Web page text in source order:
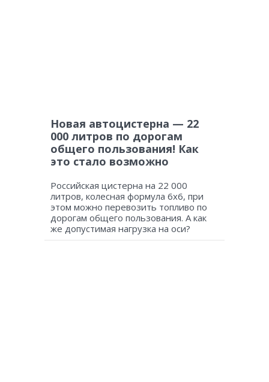
Новая автоцистерна — 22
000 литров по дорогам
общего пользования! Как
это стало возможно
Российская цистерна на 22 000
литров, колесная формула 6х6, при
этом можно перевозить топливо по
дорогам общего пользования. А как
же допустимая нагрузка на оси?